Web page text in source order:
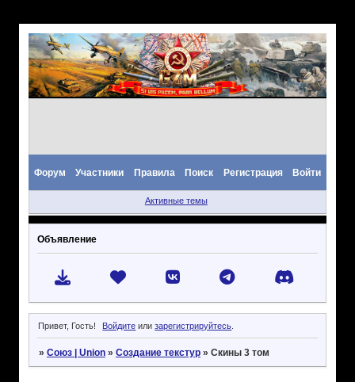
Форум Участники Правила Поиск Регистрация Войти
Активные темы
Объявление
Привет, Гость! Войдите илизарегистрируйтесь
» Союз | Union » Создание текстур » Скины 3 том